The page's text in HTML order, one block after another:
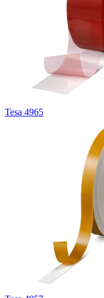
Tesa 4965